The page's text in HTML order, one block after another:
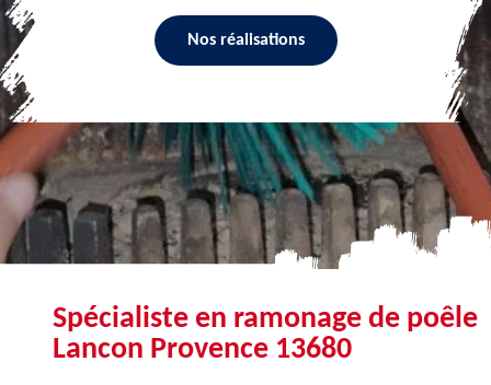
Nos réalisations
Spécialiste en ramonage de poêle
Lancon Provence 13680